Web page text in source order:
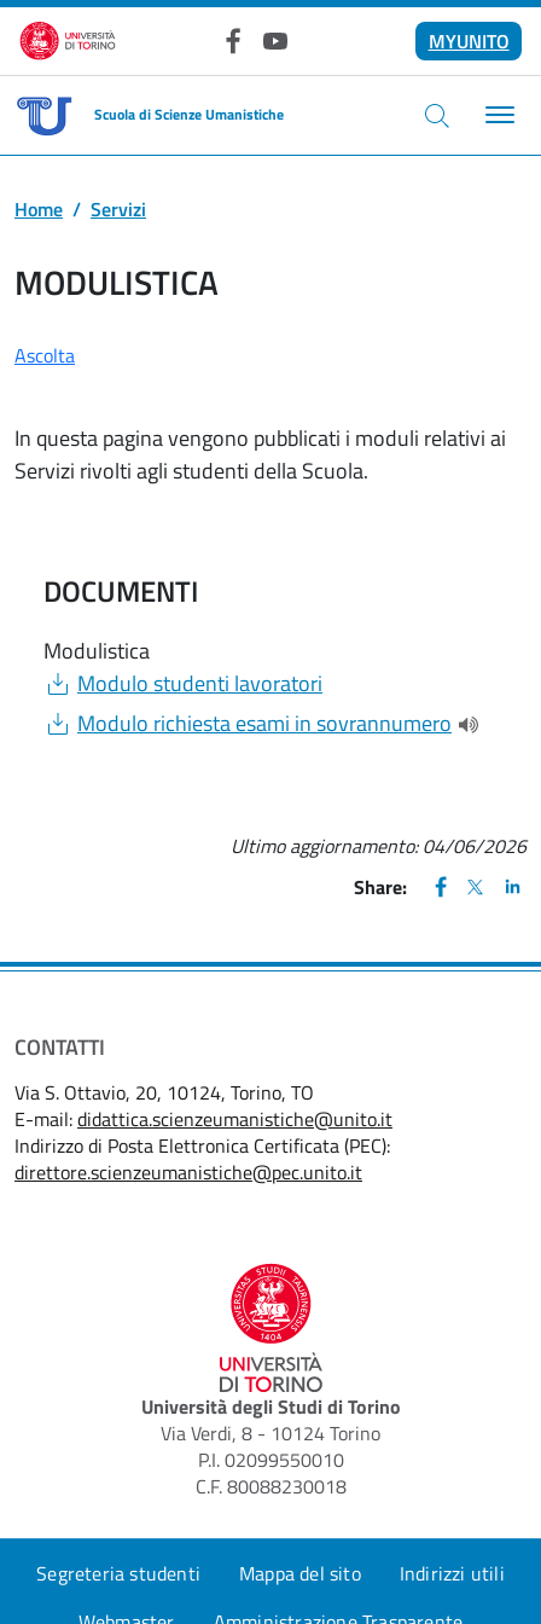
Salta al contenuto principale
FacebookYouTube
MYUNITO
Scuola di Scienze Umanistiche
Home Servizi
MODULISTICA
Ascolta
In questa pagina vengono pubblicati i moduli relativi ai
Servizi rivolti agli studenti della Scuola.
DOCUMENTI
Modulistica
Document
Modulo studenti lavoratori
Document
Modulo richiesta esami in sovrannumero
Ultimo aggiornamento:04/06/2026
Share:
FACEBOOK
(apre una
X
(apre
CONTATTI
Via S. Ottavio, 20, 10124, Torino, TO
E-mail:didattica.scienzeumanistiche@unito.it
Indirizzo di Posta Elettronica Certificata (PEC):
direttore.scienzeumanistiche@pec.unito.it
Università degli Studi di Torino
Via Verdi, 8 - 10124 Torino
P.I. 02099550010
C.F. 80088230018
Segreteria studenti Mappa del sito
Indirizzi utili